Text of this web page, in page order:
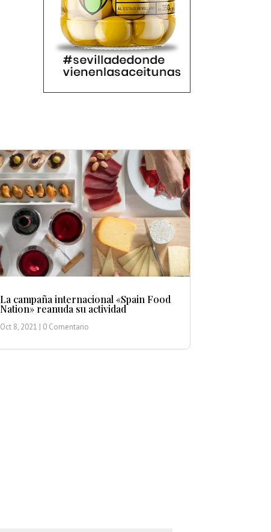
La campaña internacional «Spain Food
Nation» reanuda su actividad
Oct 8, 2021 | 0 Comentario